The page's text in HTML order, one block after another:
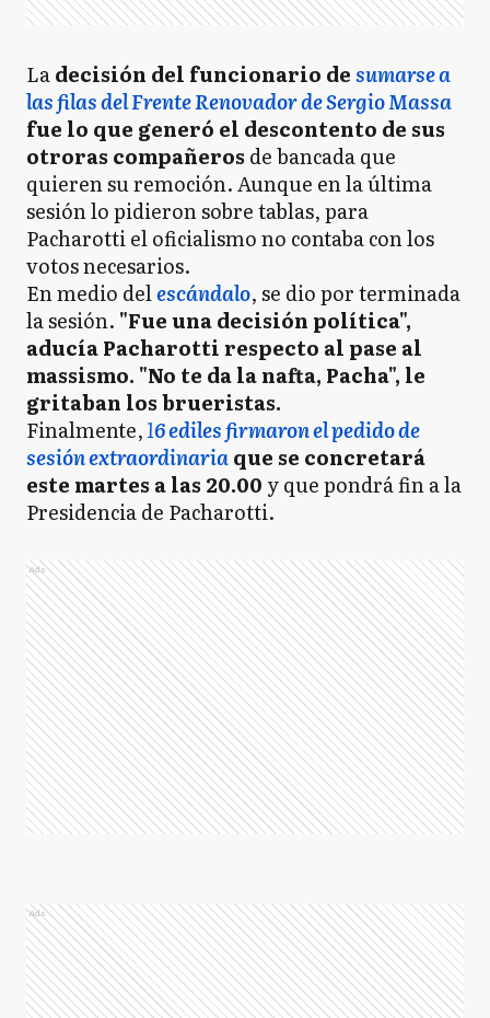
Ladecisión del funcionario desumarse a
las filas del Frente Renovador de Sergio Massa
fue lo que generó el descontento de sus
otroras compañeros de bancada que
quieren su remoción. Aunque en la última
sesión lo pidieron sobre tablas, para
Pacharotti el oficialismo no contaba con los
votos necesarios.
En medio delescándalo, se dio por terminada
la sesión. "Fue una decisión política",
aducía Pacharotti respecto al pase al
massismo. "No te da la nafta, Pacha", le
gritaban los brueristas.
Finalmente,16 ediles firmaron el pedido de
sesión extraordinariaque se concretará
este martes a las 20.00 y que pondrá fin a la
Presidencia de Pacharotti.
Ads
Ads